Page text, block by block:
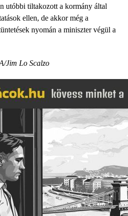
utóbbi tiltakozott a kormány által
ellen, de akkor még a
nyomán a miniszter végül a
Jim Lo Scalzo